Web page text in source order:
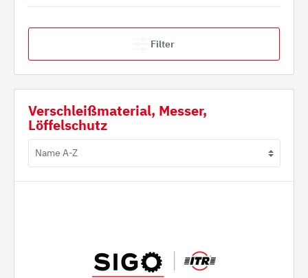
Filter
Verschleißmaterial, Messer,
Löffelschutz